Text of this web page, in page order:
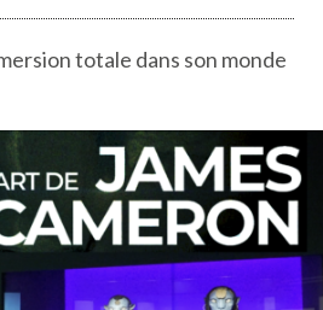
totale dans son monde